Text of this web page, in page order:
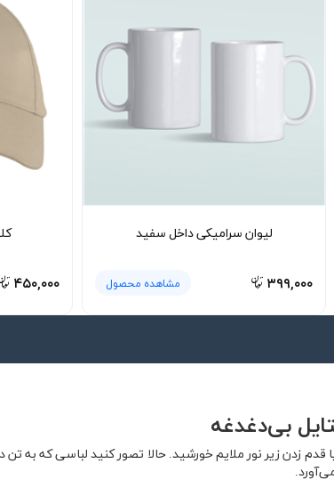
لیوان سرامیکی داخل سفید
۳۹۹,۰۰۰ مشاهده محصول ۴۵۰,۰۰۰
زدن زیر نور ملایم خورشید. حالا تصور کنید لباسی که به